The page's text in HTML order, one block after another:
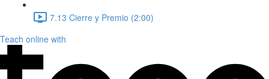
7.13 Cierre y Premio (2:00)
Teach online with